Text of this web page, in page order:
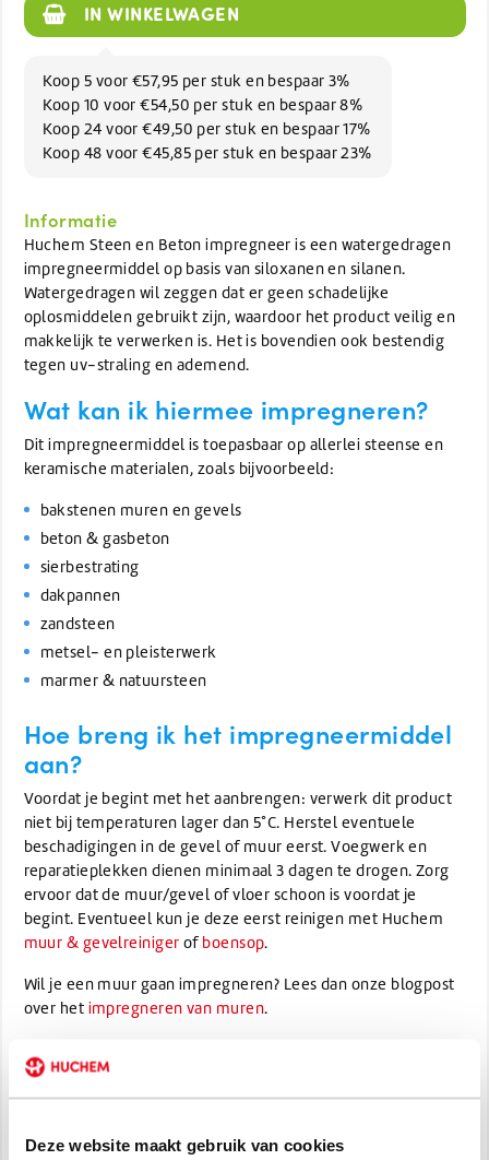
Deze website maakt gebruik van cookies
IN WINKELWAGEN
Koop 5 voor €57,95 per stuk en bespaar 3%
Koop 10 voor €54,50 per stuk en bespaar 8%
Koop 24 voor €49,50 per stuk en bespaar 17%
Koop 48 voor €45,85 per stuk en bespaar 23%
Informatie
Huchem Steen en Beton impregneer is een watergedragen
impregneermiddel op basis van siloxanen en silanen.
Watergedragen wil zeggen dat er geen schadelijke
oplosmiddelen gebruikt zijn, waardoor het product veilig en
makkelijk te verwerken is. Het is bovendien ook bestendig
tegen uv-straling en ademend.
Wat kan ik hiermee impregneren?
Dit impregneermiddel is toepasbaar op allerlei steense en
keramische materialen, zoals bijvoorbeeld:
bakstenen muren en gevels
beton & gasbeton
sierbestrating
dakpannen
zandsteen
metsel- en pleisterwerk
marmer & natuursteen
Hoe breng ik het impregneermiddel
aan?
Voordat je begint met het aanbrengen: verwerk dit product
niet bij temperaturen lager dan 5°C. Herstel eventuele
beschadigingen in de gevel of muur eerst. Voegwerk en
reparatieplekken dienen minimaal 3 dagen te drogen. Zorg
ervoor dat de muur/gevel of vloer schoon is voordat je
begint. Eventueel kun je deze eerst reinigen met Huchem
muur & gevelreiniger of boensop.
Wil je een muur gaan impregneren? Lees dan onze blogpost
over het impregneren van muren.
met eendrukspuit, vloeien (bij vloeren), met een verfroller